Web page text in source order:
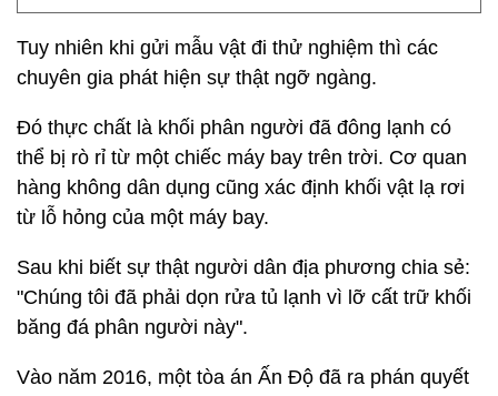
Tuy nhiên khi gửi mẫu vật đi thử nghiệm thì các
chuyên gia phát hiện sự thật ngỡ ngàng.
Đó thực chất là khối phân người đã đông lạnh có
thể bị rò rỉ từ một chiếc máy bay trên trời. Cơ quan
hàng không dân dụng cũng xác định khối vật lạ rơi
từ lỗ hỏng của một máy bay.
Sau khi biết sự thật người dân địa phương chia sẻ:
"Chúng tôi đã phải dọn rửa tủ lạnh vì lỡ cất trữ khối
băng đá phân người này".
Vào năm 2016, một tòa án Ấn Độ đã ra phán quyết